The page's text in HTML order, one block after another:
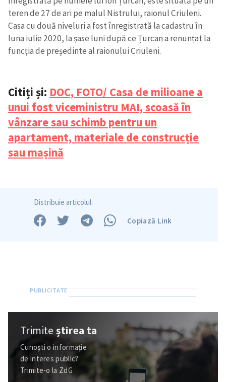
teren de 27 de ari pe malul Nistrului, raionul Criuleni.
Casa cu două niveluri a fost înregistrată la cadastru în
luna iulie 2020, la șase luni după ce Țurcan a renunțat la
funcția de președinte al raionului Criuleni.
Citiți și: DOC, FOTO/ Casa de milioane a
unui fost viceministru MAI, scoasă în
vânzare sau schimb pentru un
apartament, materiale de construcție
sau mașină
Distribuie articolul:
Copiază Link
Trimiteștirea ta
Cunoști o informație
de interes public?
Trimite-o la ZdG